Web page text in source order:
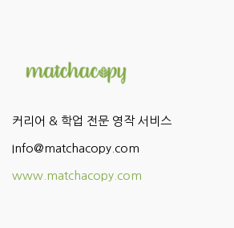
커리어 & 학업 전문 영작 서비스
Info@matchacopy.com
www.matchacopy.com